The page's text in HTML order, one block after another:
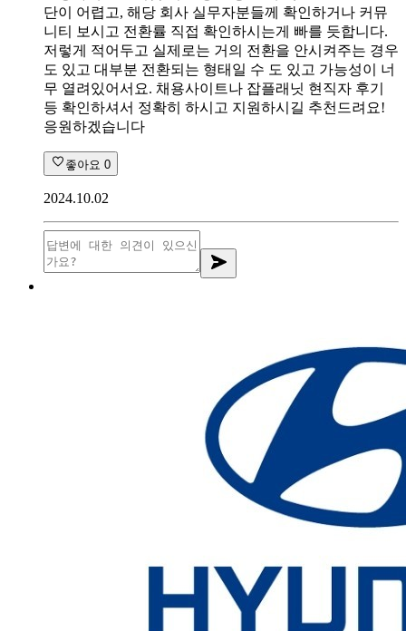
단이 어렵고, 해당 회사 실무자분들께 확인하거나 커뮤
니티 보시고 전환률 직접 확인하시는게 빠를 듯합니다.
저렇게 적어두고 실제로는 거의 전환을 안시켜주는 경우
도 있고 대부분 전환되는 형태일 수 도 있고 가능성이 너
무 열려있어서요. 채용사이트나 잡플래닛 현직자 후기
등 확인하셔서 정확히 하시고 지원하시길 추천드려요!
응원하겠습니다
좋아요 0
2024.10.02